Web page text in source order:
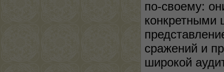
по-своему:
конкретными
сражений и
широкой